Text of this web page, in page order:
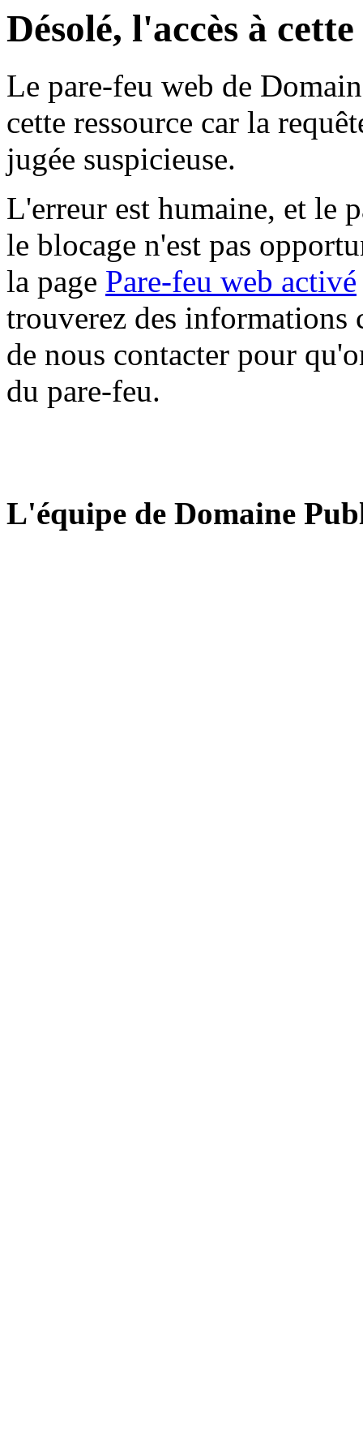
Désolé, l'accès à
Le pare-feu web de
cette ressource car la
jugée suspicieuse.
L'erreur est humaine, et le
le blocage n'est pas
la page Pare-feu web activé
trouverez des informations
de nous contacter pour
du pare-feu.
L'équipe de Domaine